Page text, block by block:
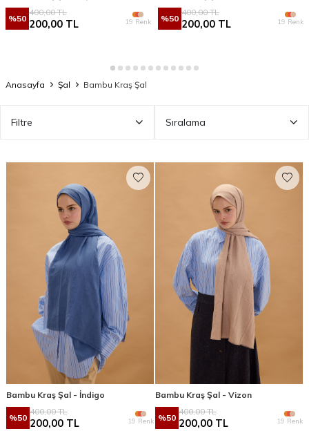
%50
400,00TL
200,00 TL 19 Renk %50
400,00TL
200,00 TL 19 Renk
Anasayfa Şal Bambu Kraş Şal
Filtre Sıralama
Bambu Kraş Şal - İndigo
%50
400,00TL
200,00 TL 19 Renk
Bambu Kraş Şal - Vizon
%50
400,00TL
200,00 TL 19 Renk